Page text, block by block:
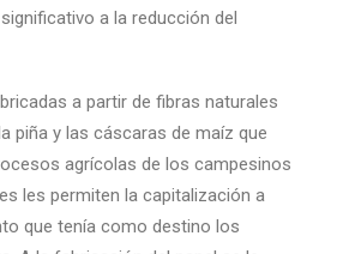
a la reducción del
a partir de fibras naturales
piña y las cáscaras de maíz que
agrícolas de los campesinos
les permiten la capitalización a
que tenía como destino los